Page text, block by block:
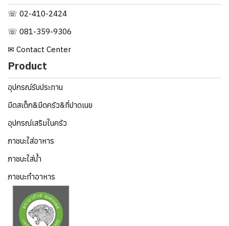
☏ 02-410-2424
☏ 081-359-9306
✉ Contact Center
Product
อุปกรณ์รับประทาน
มีดสเต็ก&มีดครัว&ที่ปาดเนย
อุปกรณ์เสริมในครัว
ภาชนะใส่อาหาร
ภาชนะใส่น้ำ
ภาชนะทำอาหาร